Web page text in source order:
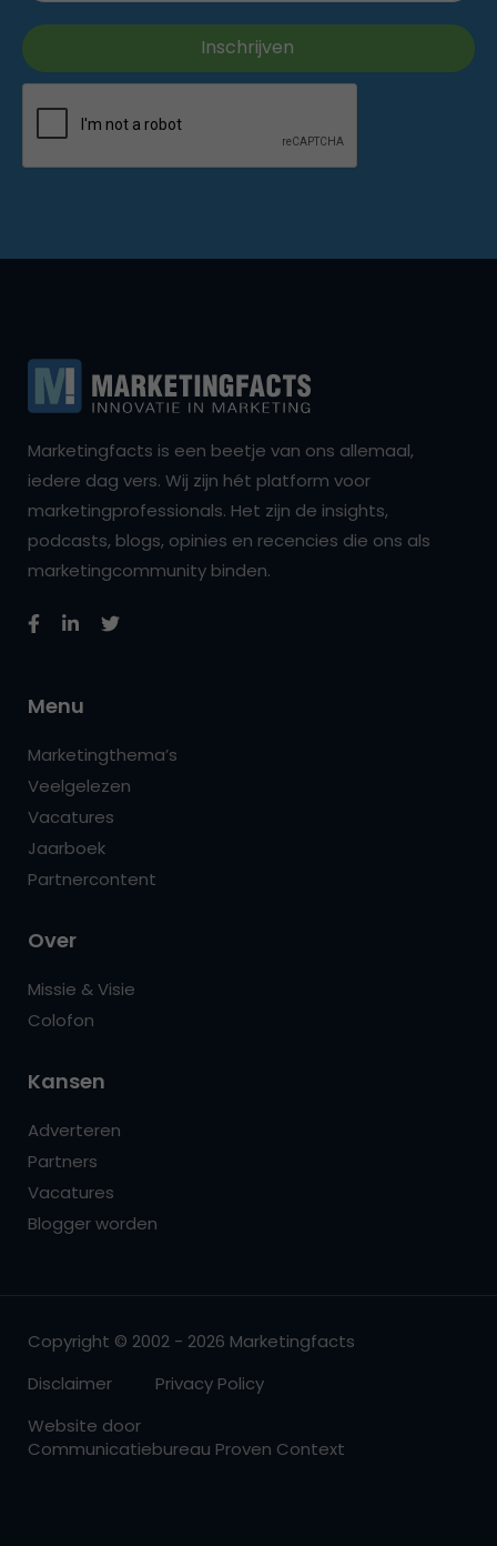
Marketingfacts is een beetje van ons allemaal,
iedere dag vers. Wij zijn hét platform voor
marketingprofessionals. Het zijn de insights,
podcasts, blogs, opinies en recencies die ons als
marketingcommunity binden.
Menu
Marketingthema’s
Veelgelezen
Vacatures
Jaarboek
Partnercontent
Over
Missie & Visie
Colofon
Kansen
Adverteren
Partners
Vacatures
Blogger worden
Copyright © 2002 - 2026 Marketingfacts
Disclaimer
Privacy Policy
Website door
Communicatiebureau Proven Context